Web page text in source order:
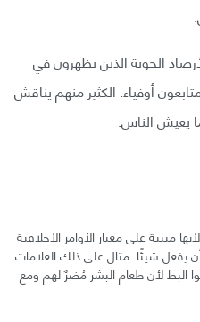
الجوية الذين يظهرون في
أوفياء. الكثير منهم يناقش
يعيش الناس.
على معيار الأوامر الأخلاقية
يفعل شيئًا. مثال على ذلك العلامات
البط لأن طعام البشر مُضرٌ لهم ومع